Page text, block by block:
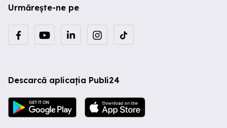
Urmărește-ne pe
Descarcă aplicația Publi24